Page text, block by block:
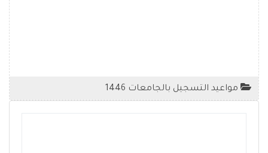
مواعيد التسجيل بالجامعات 1446